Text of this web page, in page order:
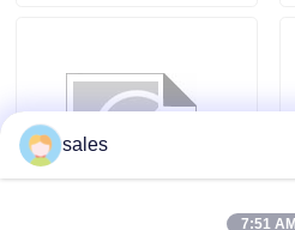
Pulvérisateur de pompe de
Pulvérisateur de pompe de
sales
7:51 AM